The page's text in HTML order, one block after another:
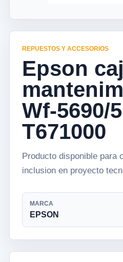
REPUESTOS Y ACCESORIOS
Epson
Wf-5690/
T671000
Producto disponible para
inclusion en proyecto
MARCA
EPSON